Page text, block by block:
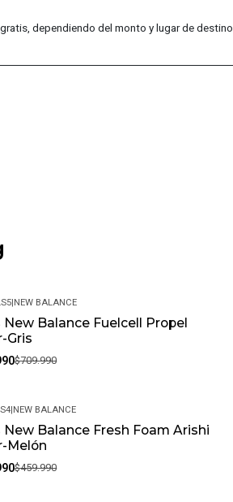
dependiendo del monto y lugar de destino
|NEW BALANCE
New Balance Fuelcell Propel
Gris
$709.990
|NEW BALANCE
New Balance Fresh Foam Arishi
Melón
$459.990